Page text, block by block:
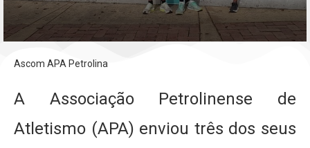
Ascom APA Petrolina
A Associação Petrolinense de
Atletismo (APA) enviou três dos seus